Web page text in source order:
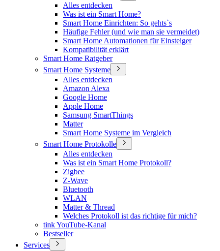
Alles entdecken
Was ist ein Smart Home?
Smart Home Einrichten: So gehts`s
Häufige Fehler (und wie man sie vermeidet)
Smart Home Automationen für Einsteiger
Kompatibilität erklärt
Smart Home Ratgeber
Smart Home Systeme
Alles entdecken
Amazon Alexa
Google Home
Apple Home
Samsung SmartThings
Matter
Smart Home Systeme im Vergleich
Smart Home Protokolle
Alles entdecken
Was ist ein Smart Home Protokoll?
Zigbee
Z-Wave
Bluetooth
WLAN
Matter & Thread
Welches Protokoll ist das richtige für mich?
tink YouTube-Kanal
Bestseller
Services